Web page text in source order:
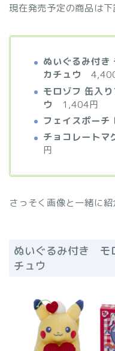
現在発売予定の商品は
ぬいぐるみ付き
カチュウ
モロゾフ 缶入
ウ 1,404円
フェイスポーチ
チョコレートマ
円
さっそく画像と一緒に
ぬいぐるみ付き モ
チュウ